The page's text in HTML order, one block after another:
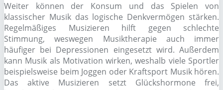
Weiter können der Konsum und das Spielen von
klassischer Musik das logische Denkvermögen stärken.
Regelmäßiges Musizieren hilft gegen schlechte
Stimmung, weswegen Musiktherapie auch immer
häufiger bei Depressionen eingesetzt wird. Außerdem
kann Musik als Motivation wirken, weshalb viele Sportler
beispielsweise beim Joggen oder Kraftsport Musik hören.
Das aktive Musizieren setzt Glückshormone frei,